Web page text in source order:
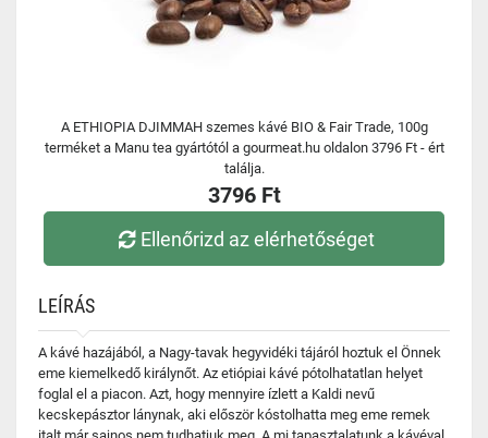
A ETHIOPIA DJIMMAH szemes kávé BIO & Fair Trade, 100g
terméket a Manu tea gyártótól a gourmeat.hu oldalon 3796 Ft - ért
találja.
3796 Ft
Ellenőrizd az elérhetőséget
LEÍRÁS
A kávé hazájából, a Nagy-tavak hegyvidéki tájáról hoztuk el Önnek
eme kiemelkedő királynőt. Az etiópiai kávé pótolhatatlan helyet
foglal el a piacon. Azt, hogy mennyire ízlett a Kaldi nevű
kecskepásztor lánynak, aki először kóstolhatta meg eme remek